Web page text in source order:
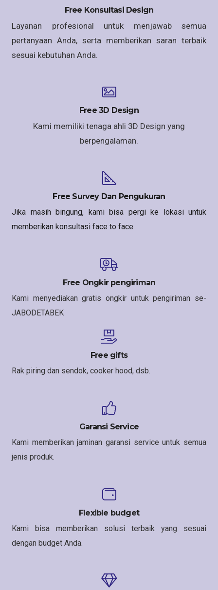
Free Konsultasi Design
Layanan profesional untuk menjawab semua
pertanyaan Anda, serta memberikan saran terbaik
sesuai kebutuhan Anda.
Free 3D Design
Kami memiliki tenaga ahli 3D Design yang
berpengalaman.
Free Survey Dan Pengukuran
Jika masih bingung, kami bisa pergi ke lokasi untuk
memberikan konsultasi face to face.
Free Ongkir pengiriman
Kami menyediakan gratis ongkir untuk pengiriman se-
JABODETABEK
Free gifts
Rak piring dan sendok, cooker hood, dsb.
Garansi Service
Kami memberikan jaminan garansi service untuk semua
jenis produk.
Flexible budget
Kami bisa memberikan solusi terbaik yang sesuai
dengan budget Anda.